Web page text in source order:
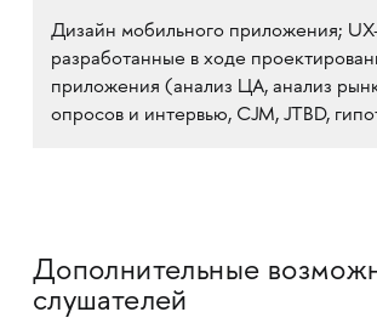
Дизайн мобильного приложения;
разработанные в ходе
приложения (анализ ЦА, анализ
опросов и интервью, CJM, JTBD,
Дополнительные
слушателей